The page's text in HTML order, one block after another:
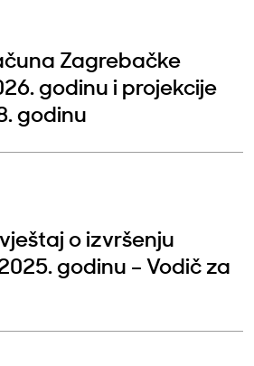
Zagrebačke
godinu i projekcije
godinu
o izvršenju
godinu – Vodič za